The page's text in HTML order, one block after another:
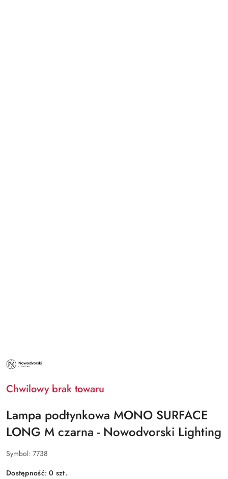
NAZWA
PRODUCENTA:
LIGHTING
Chwilowy brak towaru
Lampa podtynkowa MONO SURFACE
LONG M czarna - Nowodvorski Lighting
Symbol: 7738
Dostępność:0 szt.